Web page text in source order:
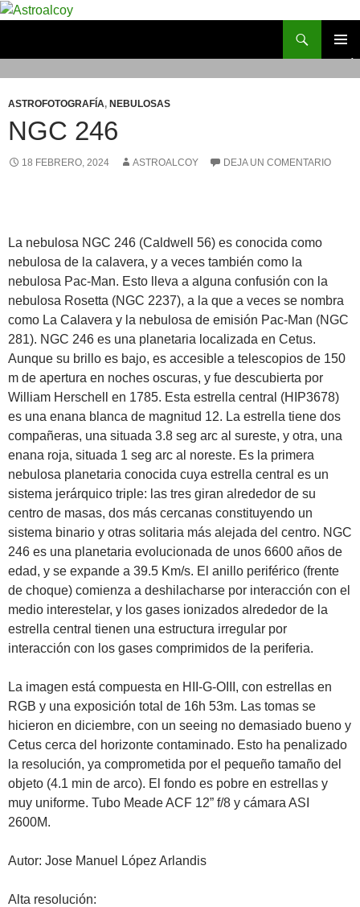
Saltar
ASTROFOTOGRAFÍA, NEBULOSAS
NGC 246
18 FEBRERO, 2024 ASTROALCOY DEJA UN COMENTARIO
La nebulosa NGC 246 (Caldwell 56) es conocida como
nebulosa de la calavera, y a veces también como la
nebulosa Pac-Man. Esto lleva a alguna confusión con la
nebulosa Rosetta (NGC 2237), a la que a veces se nombra
como La Calavera y la nebulosa de emisión Pac-Man (NGC
281). NGC 246 es una planetaria localizada en Cetus.
Aunque su brillo es bajo, es accesible a telescopios de 150
m de apertura en noches oscuras, y fue descubierta por
William Herschell en 1785. Esta estrella central (HIP3678)
es una enana blanca de magnitud 12. La estrella tiene dos
compañeras, una situada 3.8 seg arc al sureste, y otra, una
enana roja, situada 1 seg arc al noreste. Es la primera
nebulosa planetaria conocida cuya estrella central es un
sistema jerárquico triple: las tres giran alrededor de su
centro de masas, dos más cercanas constituyendo un
sistema binario y otras solitaria más alejada del centro. NGC
246 es una planetaria evolucionada de unos 6600 años de
edad, y se expande a 39.5 Km/s. El anillo periférico (frente
de choque) comienza a deshilacharse por interacción con el
medio interestelar, y los gases ionizados alrededor de la
estrella central tienen una estructura irregular por
interacción con los gases comprimidos de la periferia.
La imagen está compuesta en HII-G-OIII, con estrellas en
RGB y una exposición total de 16h 53m. Las tomas se
hicieron en diciembre, con un seeing no demasiado bueno y
Cetus cerca del horizonte contaminado. Esto ha penalizado
la resolución, ya comprometida por el pequeño tamaño del
objeto (4.1 min de arco). El fondo es pobre en estrellas y
muy uniforme. Tubo Meade ACF 12” f/8 y cámara ASI
2600M.
Autor: Jose Manuel López Arlandis
Alta resolución: